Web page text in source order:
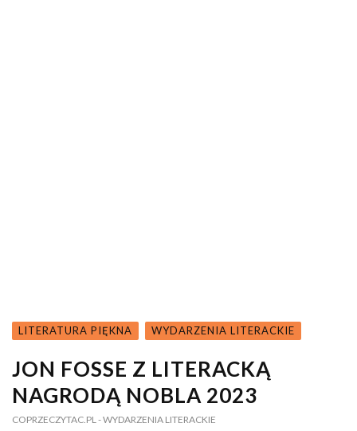
LITERATURA PIĘKNA WYDARZENIA LITERACKIE
JON FOSSE Z LITERACKĄ
NAGRODĄ NOBLA 2023
COPRZECZYTAC.PL - WYDARZENIA LITERACKIE